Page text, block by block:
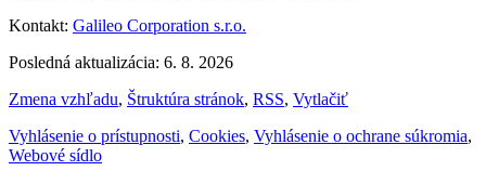
Kontakt: Galileo Corporation s.r.o.
Posledná aktualizácia: 6. 8. 2026
Zmena vzhľadu, Štruktúra stránok, RSS, Vytlačiť
Vyhlásenie o prístupnosti, Cookies, Vyhlásenie o ochrane súkromia,
Webové sídlo